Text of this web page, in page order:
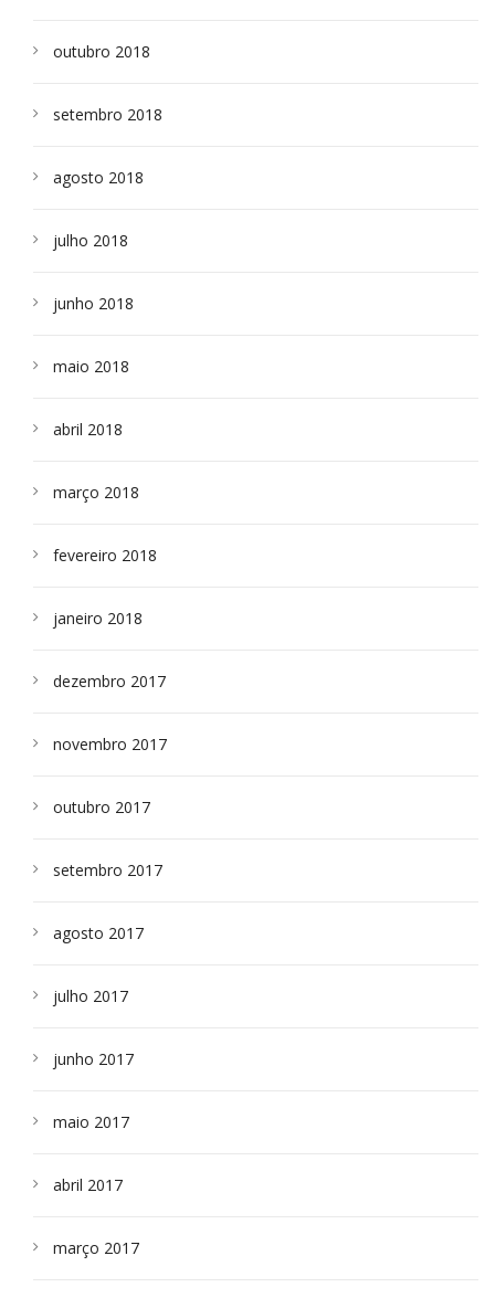
outubro 2018
setembro 2018
agosto 2018
julho 2018
junho 2018
maio 2018
abril 2018
março 2018
fevereiro 2018
janeiro 2018
dezembro 2017
novembro 2017
outubro 2017
setembro 2017
agosto 2017
julho 2017
junho 2017
maio 2017
abril 2017
março 2017